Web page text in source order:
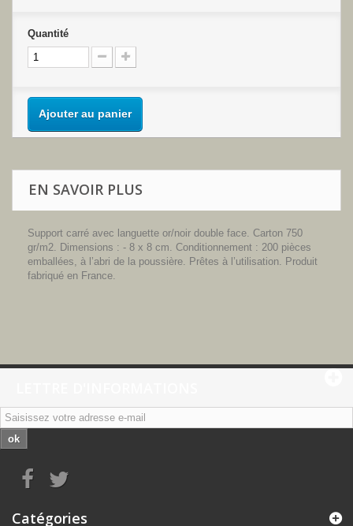
Quantité
Ajouter au panier
EN SAVOIR PLUS
Support carré avec languette or/noir double face. Carton 750
gr/m2. Dimensions : - 8 x 8 cm. Conditionnement : 200 pièces
emballées, à l’abri de la poussière. Prêtes à l’utilisation. Produit
fabriqué en France.
ok
Catégories